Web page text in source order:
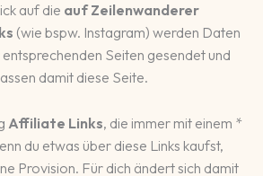
auf die auf Zeilenwanderer
(wie bspw. Instagram) werden Daten
Seiten gesendet und
damit diese Seite.
Affiliate Links, die immer mit einem *
du etwas über diese Links kaufst,
Provision. Für dich ändert sich damit